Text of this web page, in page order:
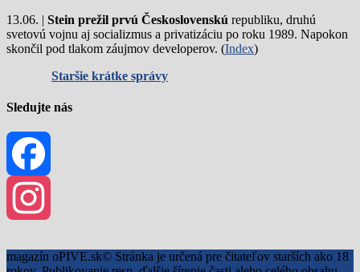
13.06. | Stein prežil prvú Československú republiku, druhú
svetovú vojnu aj socializmus a privatizáciu po roku 1989. Napokon
skončil pod tlakom záujmov developerov. (Index)
Staršie krátke správy
Sledujte nás
Facebook
magazín oPIVE.sk© Stránka je určená pre čitateľov starších ako 18